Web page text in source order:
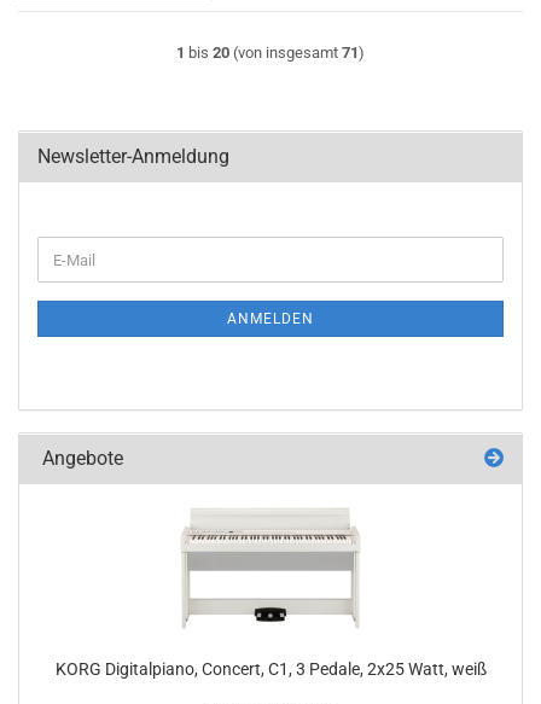
1 bis 20 (von insgesamt 71)
Newsletter-Anmeldung
ZUR
E-
Mail
ANMELDEN
Angebote
KORG Digitalpiano, Concert, C1, 3 Pedale, 2x25 Watt, weiß